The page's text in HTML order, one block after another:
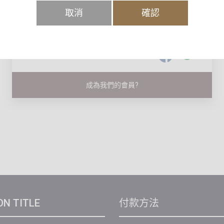
成為我們的會員?
TITLE 付款方法
取消 確認